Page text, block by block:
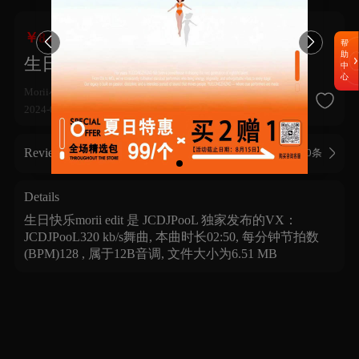
￥8.88
生日快乐morii edit
Morii小宗
语种 | Language
2024-06-29
Review您已评论 0条
Details
生日快乐morii edit 是 JCDJPooL 独家发布的VX：
JCDJPooL320 kb/s舞曲, 本曲时长02:50, 每分钟节拍数
(BPM)128 , 属于12B音调, 文件大小为6.51 MB
帮
助
中
心
 